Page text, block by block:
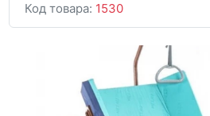
Код товара: 1530